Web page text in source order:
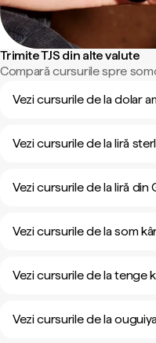
Trimite TJS din alte valute
Compară cursurile spre
Vezi cursurile de la dolar
Vezi cursurile de la liră
Vezi cursurile de la liră din
Vezi cursurile de la som
Vezi cursurile de la tenge
Vezi cursurile de la